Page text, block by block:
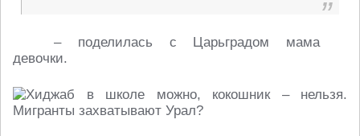
– поделилась с Царьградом мама
девочки.